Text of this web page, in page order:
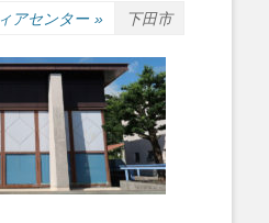
アセンター » 下田市